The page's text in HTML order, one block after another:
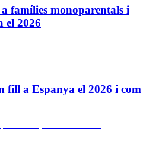
famílies monoparentals i
el 2026
fill a Espanya el 2026 i com